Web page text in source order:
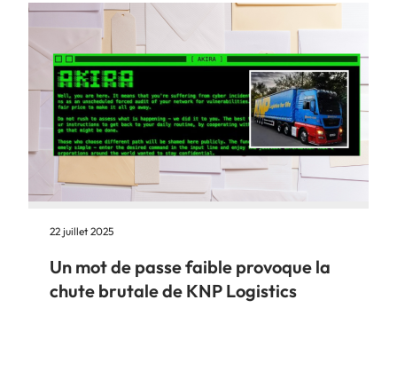
22 juillet 2025
Un mot de passe faible provoque la
chute brutale de KNP Logistics